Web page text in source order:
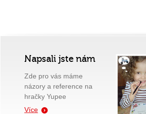
Napsali jste nám
Zde pro vás máme
názory a reference na
hračky Yupee
Více